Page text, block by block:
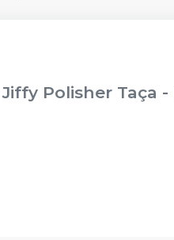
Polisher Taça -